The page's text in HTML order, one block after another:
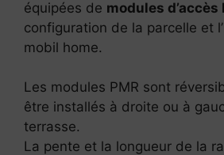
équipées de modules d’accès
configuration de la parcelle et
mobil home.
Les modules PMR sont
être installés à droite ou à
terrasse.
La pente et la longueur de la